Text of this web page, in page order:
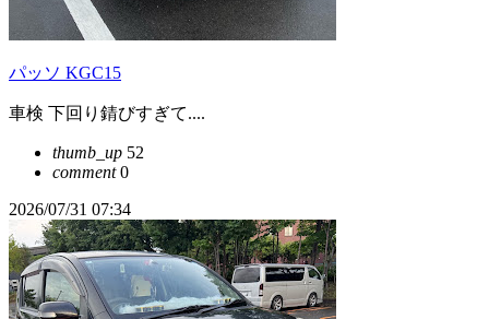
パッソ KGC15
車検 下回り錆びすぎて....
thumb_up 52
comment0
2026/07/31 07:34